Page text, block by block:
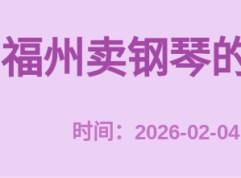
福州卖钢琴
时间：2026-02-